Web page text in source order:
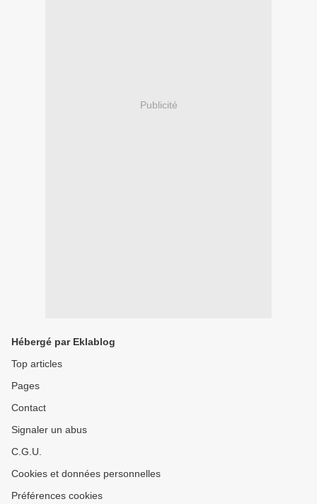
Publicité
Hébergé par Eklablog
Top articles
Pages
Contact
Signaler un abus
C.G.U.
Cookies et données personnelles
Préférences cookies